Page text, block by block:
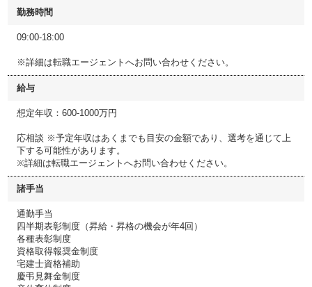
勤務時間
09:00-18:00
※詳細は転職エージェントへお問い合わせください。
給与
想定年収：600-1000万円
応相談 ※予定年収はあくまでも目安の金額であり、選考を通じて上
下する可能性があります。
※詳細は転職エージェントへお問い合わせください。
諸手当
通勤手当
四半期表彰制度（昇給・昇格の機会が年4回）
各種表彰制度
資格取得報奨金制度
宅建士資格補助
慶弔見舞金制度